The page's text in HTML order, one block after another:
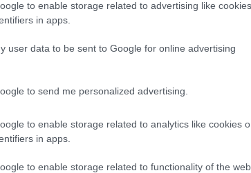
to enable storage related to advertising like
in apps.
user data to be sent to Google for online advertising
to send me personalized advertising.
to enable storage related to analytics like cookies
in apps.
to enable storage related to functionality of the
Καστελλόριζο δεν θα γίνει Πρέσπες…
ξαφνικά πήραμε τον κασμά και αρχίσαμε